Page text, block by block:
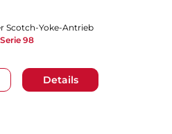
Details
Scotch-Yoke-Antrieb
Serie 98